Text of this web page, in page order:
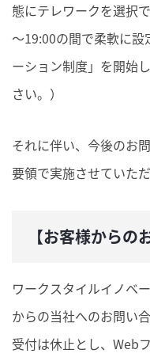
態にテレワークを選択
～19:00の間で柔軟に
ーション制度」を開始
さい。）
それに伴い、今後のお
要領で実施させていただ
【お客様からの
ワークスタイルイノベ
からの当社へのお問い
受付は休止とし、Web